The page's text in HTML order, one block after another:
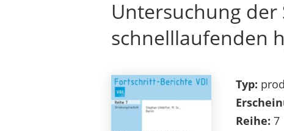
Untersuchung
schnelllaufenden
Typ:
Reihe: 7